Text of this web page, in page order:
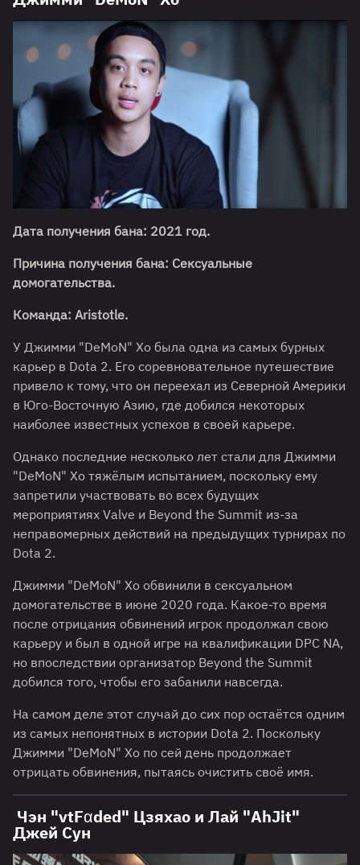
Дата получения бана: 2021 год.
Причина получения бана: Сексуальные
домогательства.
Команда: Aristotle.
У Джимми "DeMoN" Хо была одна из самых бурных
карьер в Dota 2. Его соревновательное путешествие
привело к тому, что он переехал из Северной Америки
в Юго-Восточную Азию, где добился некоторых
наиболее известных успехов в своей карьере.
Однако последние несколько лет стали для Джимми
"DeMoN" Хо тяжёлым испытанием, поскольку ему
запретили участвовать во всех будущих
мероприятиях Valve и Beyond the Summit из-за
неправомерных действий на предыдущих турнирах по
Dota 2.
Джимми "DeMoN" Хо обвинили в сексуальном
домогательстве в июне 2020 года. Какое-то время
после отрицания обвинений игрок продолжал свою
карьеру и был в одной игре на квалификации DPC NA,
но впоследствии организатор Beyond the Summit
добился того, чтобы его забанили навсегда.
На самом деле этот случай до сих пор остаётся одним
из самых непонятных в истории Dota 2. Поскольку
Джимми "DeMoN" Хо по сей день продолжает
отрицать обвинения, пытаясь очистить своё имя.
Чэн "vtFαded" Цзяхао и Лай "AhJit"
Джей Сун